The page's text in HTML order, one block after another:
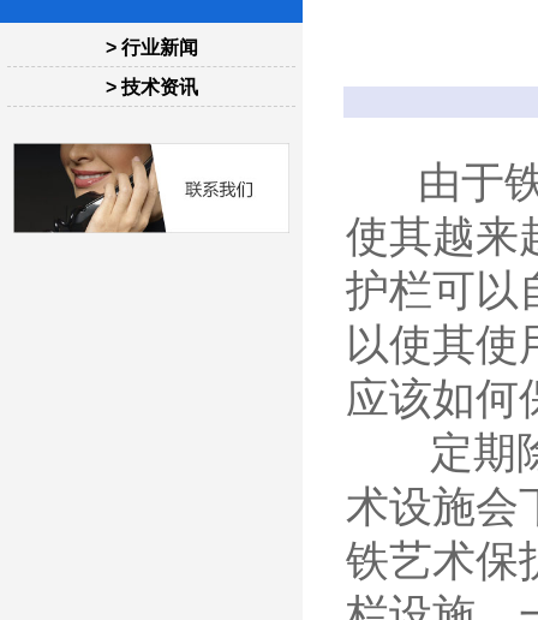
> 行业新闻
> 技术资讯
由于铁
使其越来
护栏可以
以使其使
应该如何
定期除
术设施会
铁艺术保